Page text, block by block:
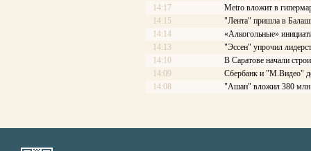
14:17
Меtrо вложит в
14:15
"Лента" пришла в
14:14
«Алкогольные»
14:13
"Эссен" упрочил
14:10
В Саратове начали
14:09
Сбербанк и "М.Видео"
14:08
"Ашан" вложил 380 млн